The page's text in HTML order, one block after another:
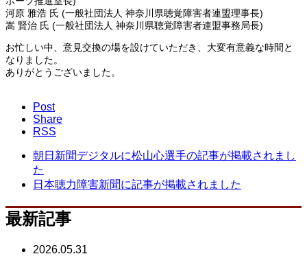
河原 雅浩 氏 (一般社団法人 神奈川県聴覚障害者連盟理事長)
嵩 賢治 氏 (一般社団法人 神奈川県聴覚障害者連盟事務局長)
お忙しい中、意見交換の場を設けていただき、大変有意義な時間と
なりました。
ありがとうございました。
Post
Share
RSS
朝日新聞デジタルに松山心選手の記事が掲載されまし
た
日本聴力障害新聞に記事が掲載されました
最新記事
2026.05.31